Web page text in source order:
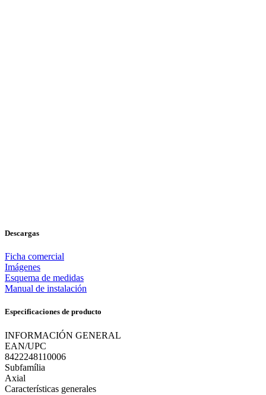
Descargas
Ficha comercial
Imágenes
Esquema de medidas
Manual de instalación
Especificaciones de producto
INFORMACIÓN GENERAL
EAN/UPC
8422248110006
Subfamília
Axial
Características generales